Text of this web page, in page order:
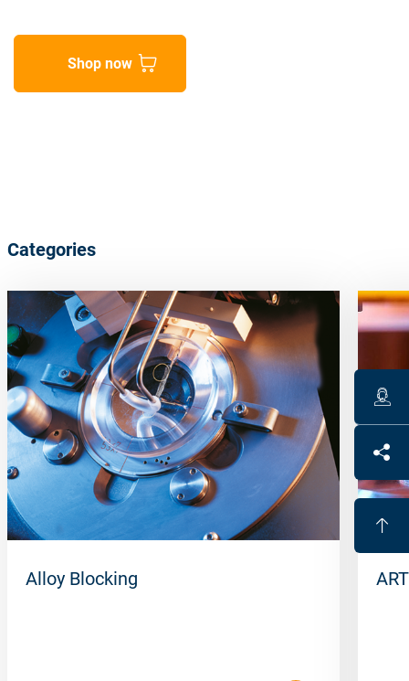
Shop now
Categories
Alloy Blocking